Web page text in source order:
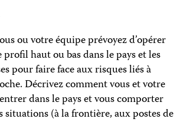
ou votre équipe prévoyez d’opérer
haut ou bas dans le pays et les
pour faire face aux risques liés à
Décrivez comment vous et votre
dans le pays et vous comporter
situations (à la frontière, aux postes de